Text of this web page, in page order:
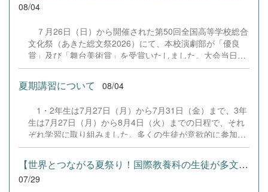
08/04
７月26日（日）から開催された第50回全国高等学校総合
文化祭（あきた総文祭2026）にて、本校演劇部が「優良
賞」及び「舞台美術賞」を受賞いたしました。大会当日
は、本校の部員たちもこれまで積み重ねてきた練習の成果
を存分に発揮し、堂々と舞台に立ちました。緊張感のある
全国の舞台において、一人一人が役割を果たし、心を込め
の全国大会出場にあたり、多大なるご支援・ご協力をいた
だきました企業の皆様、ならびに心温まるご寄付や温かい
ご声援を寄せてくださった地域の皆様方に、心より感謝申
し上げます。皆様からの温かいご支援が部員たちの大きな
励みとなり、全国の舞台で最高のパフォーマンスと演技を
届けることができました。今回の経験を糧に、さらに表現
夏期講習について 08/04
1・2年生は7月27日（月）から7月31日（金）まで、3年
生は7月27日（月）から8月4日（火）までの日程で、それ
ぞれ学習に取り組みました。多くの生徒が意欲的に参加
し、これまでの学習内容の復習や発展的な内容、受験に向
けた学習などに真剣に取り組む姿が見られました。夏期講
習で身に付けた学習習慣や知識を、今後の学校生活や学習
に生かし、一人一人がさらなる成長につなげてくれること
【世界とつながる夏祭り！国際教養科の生徒が多文化共生ボランテ...
07/29